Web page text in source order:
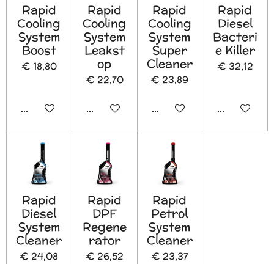
Rapid
Cooling
System
Boost
€ 18,80
In winkelwagen
Rapid
Cooling
System
Leakst
op
€ 22,70
In winkelwagen
Rapid
Cooling
System
Super
Cleaner
€ 23,89
In winkelwagen
Rapid
Diesel
Bacteri
e Killer
€ 32,12
In
Rapid
Diesel
System
Cleaner
€ 24,08
Rapid
DPF
Regene
rator
€ 26,52
Rapid
Petrol
System
Cleaner
€ 23,37